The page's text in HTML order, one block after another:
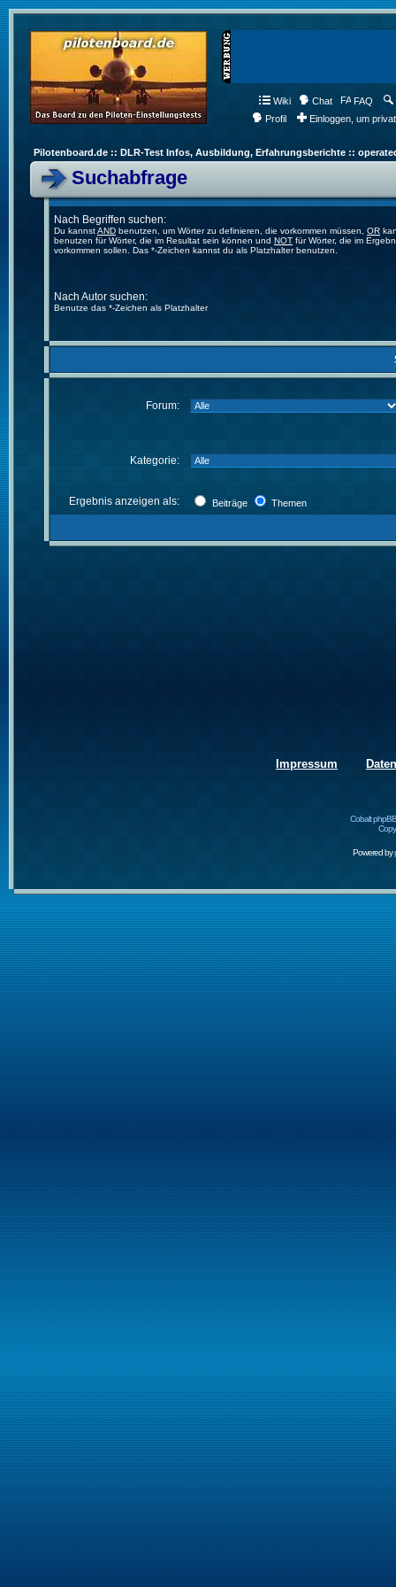
Wiki Chat FAQ
Profil
Einloggen, um
Pilotenboard.de :: DLR-Test Infos, Ausbildung, Erfahrungsberichte ::
Suchabfrage
Nach Begriffen suchen:
Du kannstAND benutzen, um Wörter zu definieren, die vorkommen müssen, OR
benutzen für Wörter, die im Resultat sein können und NOT für Wörter, die im
vorkommen sollen. Das *-Zeichen kannst du als Platzhalter benutzen.
Nach Autor suchen:
Benutze das *-Zeichen als Platzhalter
Forum:
Kategorie:
Ergebnis anzeigen als: Beiträge Themen
Impressum
Cobalt
Powered by